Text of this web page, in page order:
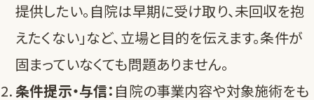
提供したい。自院は早期に受け取り、未回収を抱
えたくない」など、立場と目的を伝えます。条件が
固まっていなくても問題ありません。
条件提示・与信： 自院の事業内容や対象施術をも